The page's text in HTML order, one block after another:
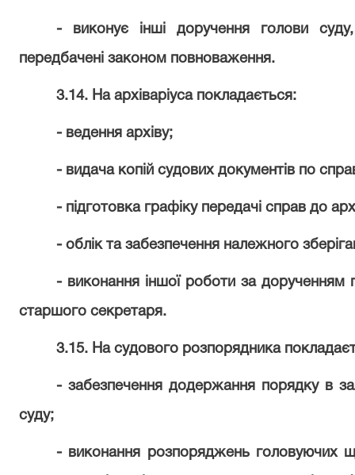
- виконує інші доручення голови
передбачені законом повноваження.
3.14. На архіваріуса покладається:
- ведення архіву;
- видача копій судових документів по
- підготовка графіку передачі справ до
- облік та забезпечення належного
- виконання іншої роботи за дорученням
старшого секретаря.
3.15. На судового розпорядника
- забезпечення додержання порядку в
суду;
- виконання розпоряджень головуючих